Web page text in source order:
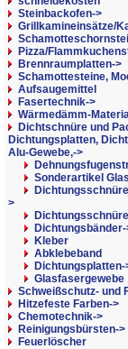
Steinbackofen->
Grillkamineinsätze/
Pizza/
Brennraumplatten->
Schamottesteine,
Aufsaugemittel
Fasertechnik->
Wärmedämm-
Dichtschnüre und
Dichtungsplatten,
Alu-Gewebe,->
Sonderartikel
>
Dichtungsbänder-
Kleber
Abklebeband
Dichtungsplatten-
Glasfasergewebe
Schweißschutz- und
Hitzefeste Farben->
Chemotechnik->
Reinigungsbürsten->
Feuerlöscher